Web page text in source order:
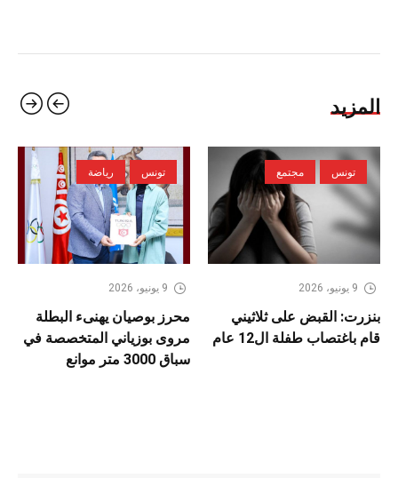
المزيد
تونس مجتمع
9 يونيو، 2026
بنزرت: القبض على ثلاثيني
قام باغتصاب طفلة ال12 عام
تونس رياضة
9 يونيو، 2026
محرز بوصيان يهنىء البطلة
مروى بوزياني المتخصصة في
سباق 3000 متر موانع